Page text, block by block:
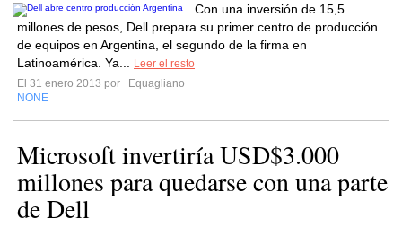
Con una inversión de 15,5
millones de pesos, Dell prepara su primer centro de producción
de equipos en Argentina, el segundo de la firma en
Latinoamérica. Ya...
Leer el resto
El 31 enero 2013 por
Equagliano
NONE
Microsoft invertiría USD$3.000
millones para quedarse con una parte
de Dell